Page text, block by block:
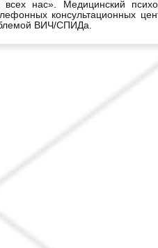
нас». Медицинский
консультационных
ВИЧ/СПИДа.